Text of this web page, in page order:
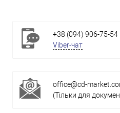
+38 (094) 906-75-54
Viber-чат
office@cd-
(Тільки для